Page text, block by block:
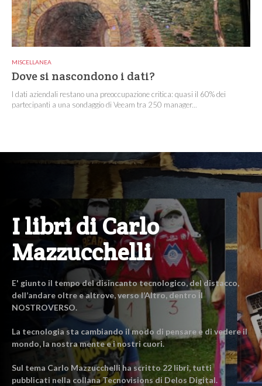
MISCELLANEA
Dove si nascondono i dati?
I dati aziendali restano una preoccupazione critica: quasi il 60% dei
partecipanti a una sondaggio di Veeam tra 250 manager...
I libri di Carlo
Mazzucchelli
E' giunto il tempo del disincanto tecnologico, del distacco,
dell’andare oltre e altrove, verso l’Altro, dentro il
NOSTROVERSO.
La tecnologia sta cambiando il modo di pensare e di vedere il
mondo, la nostra mente e i nostri cuori.
Sul tema Carlo Mazzucchelli ha scritto 22 libri, tutti
pubblicati nella collana Tecnovisions di Delos Digital.